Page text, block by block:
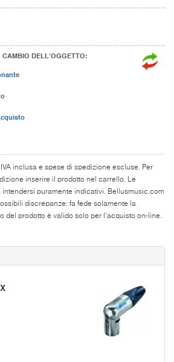
DELL’OGGETTO:
inclusa e spese di spedizione escluse. Per
inserire il prodotto nel carrello. Le
intendersi puramente indicativi. Bellusmusic.com
discrepanze: fa fede solamente la
del prodotto è valido solo per l'acquisto on-line.